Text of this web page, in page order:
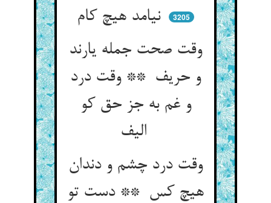
نیامد هیچ کام
3205
وقت صحت جمله یارند
و حریف ** وقت درد
و غم به جز حق کو
الیف
وقت درد چشم و دندان
هیچ کس ** دست تو